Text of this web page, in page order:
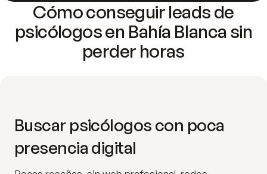
Cómo conseguir leads de
psicólogos en Bahía Blanca sin
perder horas
Buscar psicólogos con poca
presencia digital